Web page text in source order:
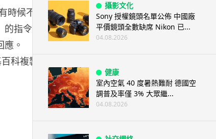
候不能
指令，
。
科複製貼
攝影文化
Sony 授權鏡頭名單公佈 中國廠
平價鏡頭全數缺席 Nikon 已...
04.08.2026
健康
室內空氣 40 度暑熱難耐 德國空
調普及率僅 3% 大眾繼...
04.08.2026